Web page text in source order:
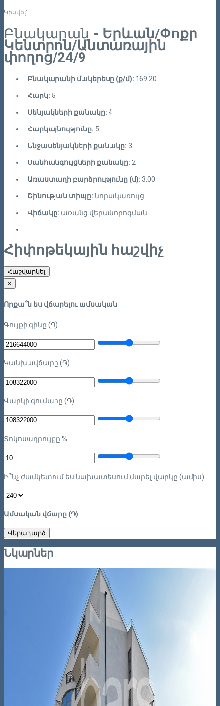
Կիսվել`
Բնակարան - Երևան/Փոքր
Կենտրոն/Անտառային
փողոց/24/9
Բնակարանի մակերեսը (ք/մ): 169.20
Հարկ: 5
Սենյակների քանակը: 4
Հարկայնությունը: 5
Ննջասենյակների քանակը: 3
Սանհանգույցների քանակը: 2
Առաստաղի բարձրությունը (մ): 3.00
Շինության տիպը:նորակառույց
Վիճակը: առանց վերանորոգման
Հիփոթեկային հաշվիչ
Հաշվարկել
×
Որքա՞ն ես վճարելու ամսական
Գույքի գինը (֏)
Կանխավճարը (֏)
Վարկի գումարը (֏)
Տոկոսադրույքը %
Ի՞նչ ժամկետում ես նախատեսում մարել վարկը (ամիս)
Ամսական վճարը (֏)
Վերադարձ
Նկարներ